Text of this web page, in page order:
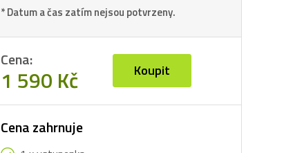
* Datum a čas zatím nejsou potvrzeny.
Cena:
1 590 Kč Koupit
Cena zahrnuje